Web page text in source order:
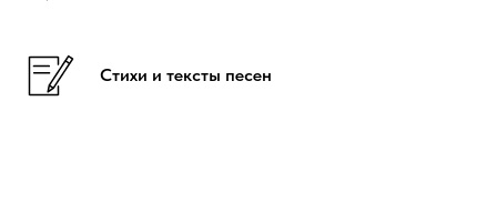
Стихи и тексты песен